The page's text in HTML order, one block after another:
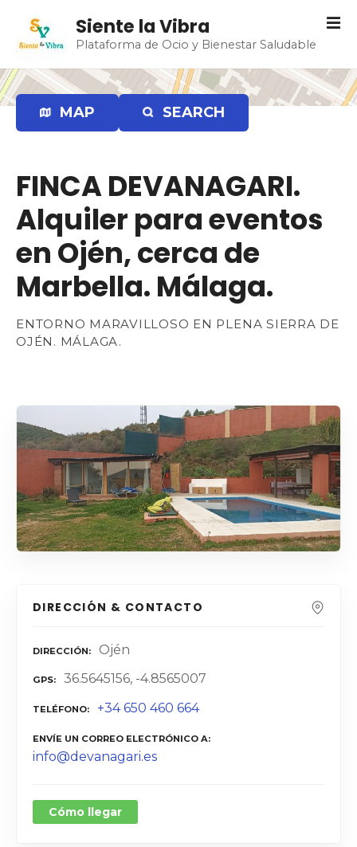
t
a
r
Siente la Vibra
Plataforma de Ocio y Bienestar Saludable
MAP SEARCH
FINCA DEVANAGARI.
Alquiler para eventos
en Ojén, cerca de
Marbella. Málaga.
ENTORNO MARAVILLOSO EN PLENA SIERRA DE
OJÉN. MÁLAGA.
DIRECCIÓN & CONTACTO
DIRECCIÓN Ojén
GPS 36.5645156, -4.8565007
TELÉFONO +34 650 460 664
ENVÍE UN CORREO ELECTRÓNICO A
info@devanagari.es
Cómo llegar